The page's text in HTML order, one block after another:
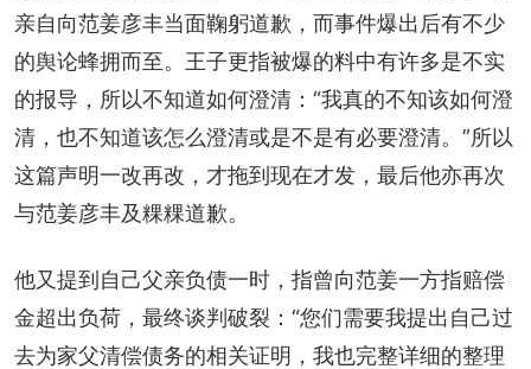
亲自向范姜彦丰当⾯鞠躬道歉，而事件爆出后有不少
的舆论蜂拥而至。王子更指被爆的料中有许多是不实
的报导，所以不知道如何澄清：“我真的不知该如何澄
清，也不知道该怎么澄清或是不是有必要澄清。”所以
这篇声明一改再改，才拖到现在才发，最后他亦再次
与范姜彦丰及粿粿道歉。
他又提到自己父亲负债一时，指曾向范姜一方指赔偿
金超出负荷，最终谈判破裂：“您们需要我提出⾃⼰过
去为家⽗清偿债务的相关证明，我也完整详细的整理